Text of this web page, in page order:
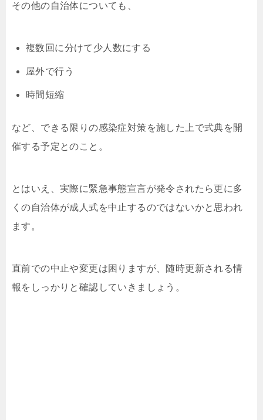
その他の自治体についても、
複数回に分けて少人数にする
屋外で行う
時間短縮
など、できる限りの感染症対策を施した上で式典を開
催する予定とのこと。
とはいえ、実際に緊急事態宣言が発令されたら更に多
くの自治体が成人式を中止するのではないかと思われ
ます。
直前での中止や変更は困りますが、随時更新される情
報をしっかりと確認していきましょう。